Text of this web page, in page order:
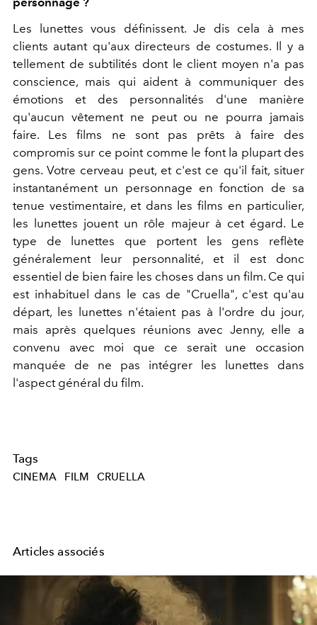
Les lunettes vous définissent. Je dis cela à mes
clients autant qu'aux directeurs de costumes. Il y a
tellement de subtilités dont le client moyen n'a pas
conscience, mais qui aident à communiquer des
émotions et des personnalités d'une manière
qu'aucun vêtement ne peut ou ne pourra jamais
faire. Les films ne sont pas prêts à faire des
compromis sur ce point comme le font la plupart des
gens. Votre cerveau peut, et c'est ce qu'il fait, situer
instantanément un personnage en fonction de sa
tenue vestimentaire, et dans les films en particulier,
les lunettes jouent un rôle majeur à cet égard. Le
type de lunettes que portent les gens reflète
généralement leur personnalité, et il est donc
essentiel de bien faire les choses dans un film. Ce qui
est inhabituel dans le cas de "Cruella", c'est qu'au
départ, les lunettes n'étaient pas à l'ordre du jour,
mais après quelques réunions avec Jenny, elle a
convenu avec moi que ce serait une occasion
manquée de ne pas intégrer les lunettes dans
l'aspect général du film.
Tags
CINEMA FILM CRUELLA
Articles associés